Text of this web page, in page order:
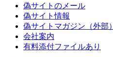
偽サイトのメール
偽サイト情報
偽サイトマガジン（外部）
会社案内
有料添付ファイルあり